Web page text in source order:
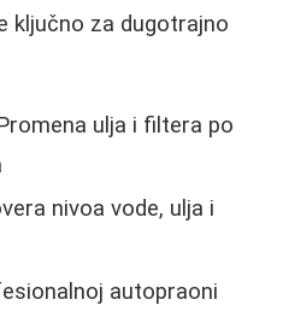
ključno za dugotrajno
ulja i filtera po
nivoa vode, ulja i
autopraoni